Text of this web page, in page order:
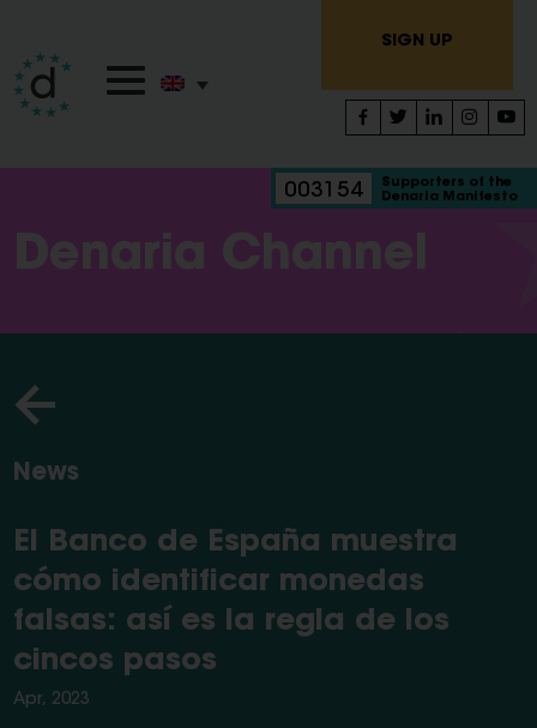
SIGN UP
003154
Supporters of the
Denaria Manifesto
Denaria Channel
News
El Banco de España muestra
cómo identificar monedas
falsas: así es la regla de los
cincos pasos
Apr, 2023